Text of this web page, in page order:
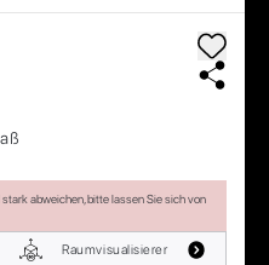
abweichen, bitte lassen Sie sich von
Raumvisualisierer